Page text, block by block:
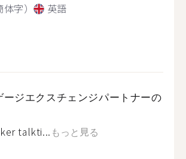
体字） 英語
ジエクスチェンジパートナーの
talkti... もっと見る